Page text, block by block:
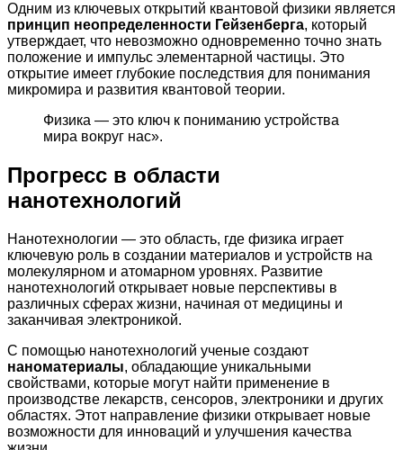
Одним из ключевых открытий квантовой физики является
принцип неопределенности Гейзенберга, который
утверждает, что невозможно одновременно точно знать
положение и импульс элементарной частицы. Это
открытие имеет глубокие последствия для понимания
микромира и развития квантовой теории.
Физика — это ключ к пониманию устройства
мира вокруг нас».
Прогресс в области
нанотехнологий
Нанотехнологии — это область, где физика играет
ключевую роль в создании материалов и устройств на
молекулярном и атомарном уровнях. Развитие
нанотехнологий открывает новые перспективы в
различных сферах жизни, начиная от медицины и
заканчивая электроникой.
С помощью нанотехнологий ученые создают
наноматериалы, обладающие уникальными
свойствами, которые могут найти применение в
производстве лекарств, сенсоров, электроники и других
областях. Этот направление физики открывает новые
возможности для инноваций и улучшения качества